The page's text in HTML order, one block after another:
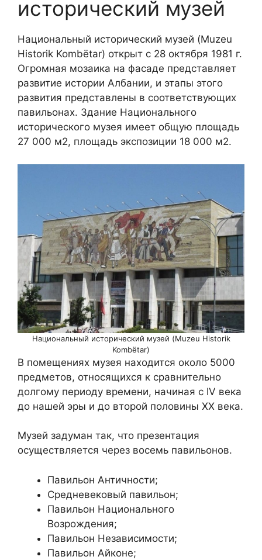
исторический музей
Национальный исторический музей (Muzeu
Historik Kombëtar) открыт с 28 октября 1981 г.
Огромная мозаика на фасаде представляет
развитие истории Албании, и этапы этого
развития представлены в соответствующих
павильонах. Здание Национального
исторического музея имеет общую площадь
27 000 м2, площадь экспозиции 18 000 м2.
Национальный исторический музей (Muzeu Historik
Kombëtar)
В помещениях музея находится около 5000
предметов, относящихся к сравнительно
долгому периоду времени, начиная с IV века
до нашей эры и до второй половины XX века.
Музей задуман так, что презентация
осуществляется через восемь павильонов.
Павильон Античности;
Средневековый павильон;
Павильон Национального
Возрождения;
Павильон Независимости;
Павильон Айконе;